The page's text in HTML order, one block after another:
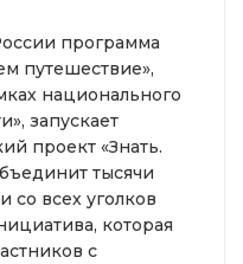
программа
путешествие»,
национального
запускает
проект «Знать.
тысячи
всех уголков
которая
с